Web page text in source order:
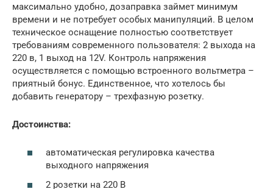
максимально удобно, дозаправка займет минимум
времени и не потребует особых манипуляций. В целом
техническое оснащение полностью соответствует
требованиям современного пользователя: 2 выхода на
220 в, 1 выход на 12V. Контроль напряжения
осуществляется с помощью встроенного вольтметра –
приятный бонус. Единственное, что хотелось бы
добавить генератору – трехфазную розетку.
Достоинства:
автоматическая регулировка качества
выходного напряжения
2 розетки на 220 В